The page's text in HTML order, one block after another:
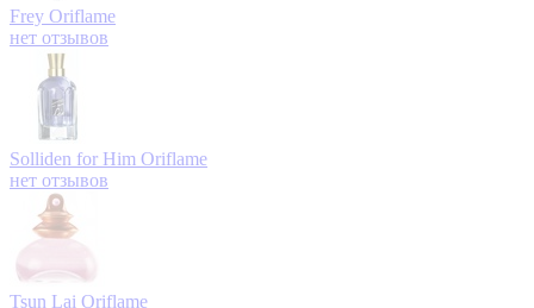
Frey Oriflame
нет отзывов
Solliden for Him Oriflame
нет отзывов
Tsun Lai Oriflame